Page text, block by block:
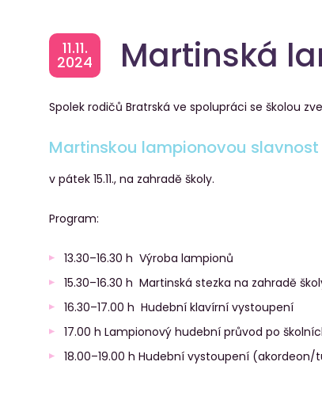
11.11.
2024 Martinská
Spolek rodičů Bratrská ve spolupráci se školou
Martinskou lampionovou slavnost
v pátek 15.11., na zahradě školy.
Program:
13.30–16.30 h Výroba lampionů
15.30–16.30 h Martinská stezka na zahradě
16.30–17.00 h Hudební klavírní vystoupení
17.00 h Lampionový hudební průvod po
18.00–19.00 h Hudební vystoupení (akordeon/